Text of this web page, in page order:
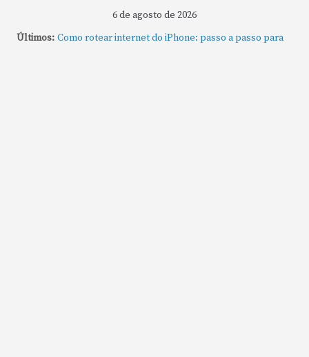
6 de agosto de 2026
Últimos: Como rotear internet do iPhone: passo a passo para